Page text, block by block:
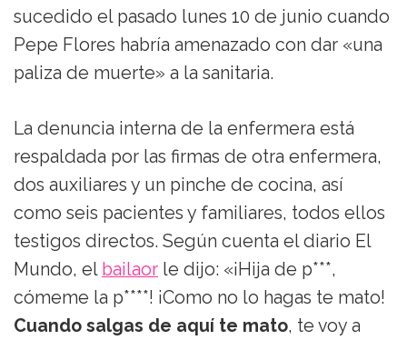
sucedido el pasado lunes 10 de junio cuando
Pepe Flores habría amenazado con dar «una
paliza de muerte» a la sanitaria.
La denuncia interna de la enfermera está
respaldada por las firmas de otra enfermera,
dos auxiliares y un pinche de cocina, así
como seis pacientes y familiares, todos ellos
testigos directos. Según cuenta el diario El
Mundo, el bailaor le dijo: «¡Hija de p***,
cómeme la p****! ¡Como no lo hagas te mato!
Cuando salgas de aquí te mato, te voy a